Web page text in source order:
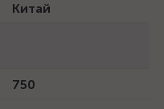
Китай
750